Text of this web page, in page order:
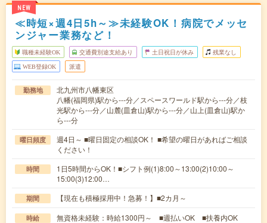
NEW
≪時短×週4日5h～≫未経験OK！病院でメッセ
ンジャー業務など！
職種未経験OK 交通費別途支給あり 土日祝日が休み 残業なし
WEB登録OK 派遣
勤務地
北九州市八幡東区
八幡(福岡県)駅から---分／スペースワールド駅から---分／枝
光駅から---分／山麓(皿倉山)駅から---分／山上(皿倉山)駅か
ら---分
曜日頻度
週4日～ ■曜日固定の相談OK！ ■希望の曜日があればご相談
ください！
時間
1日5時間からOK！■シフト例(1)8:00～13:00(2)10:00～
15:00(3)12:00…
期間 【現在も積極採用中！急募！】■2カ月～
時給 無資格未経験：時給1300円～ ■週払いOK ■扶養内OK